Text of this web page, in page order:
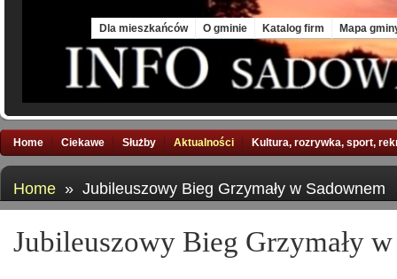
Dla mieszkańców O gminie Katalog firm Mapa
Home Ciekawe Służby Aktualności Kultura, rozrywka, sport,
Home » Jubileuszowy Bieg Grzymały w Sadownem
Jubileuszowy Bieg Grzymały